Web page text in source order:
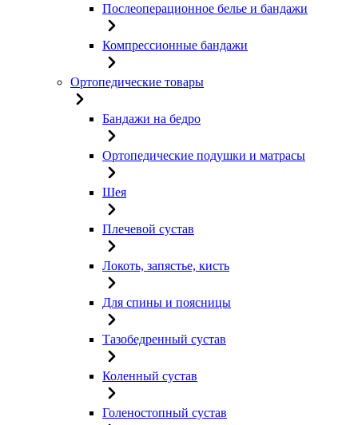
Послеоперационное белье и бандажи
Компрессионные бандажи
Ортопедические товары
Бандажи на бедро
Ортопедические подушки и матрасы
Шея
Плечевой сустав
Локоть, запястье, кисть
Для спины и поясницы
Тазобедренный сустав
Коленный сустав
Голеностопный сустав